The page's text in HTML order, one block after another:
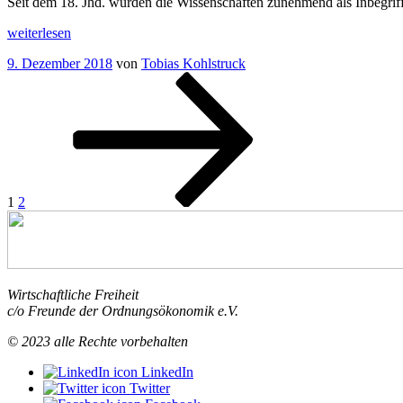
„Junge
Mehr
wirtschaftswissenschaftlichen
Politikberatung!“
weiterlesen
Veröffentlicht
9. Dezember 2018 von Tobias Kohlstruck
Seitennummerierung
Beiträge
1 2
Wirtschaftliche Freiheit
c/o Freunde der Ordnungsökonomik e.V.
© 2023 alle Rechte vorbehalten
LinkedIn
Twitter